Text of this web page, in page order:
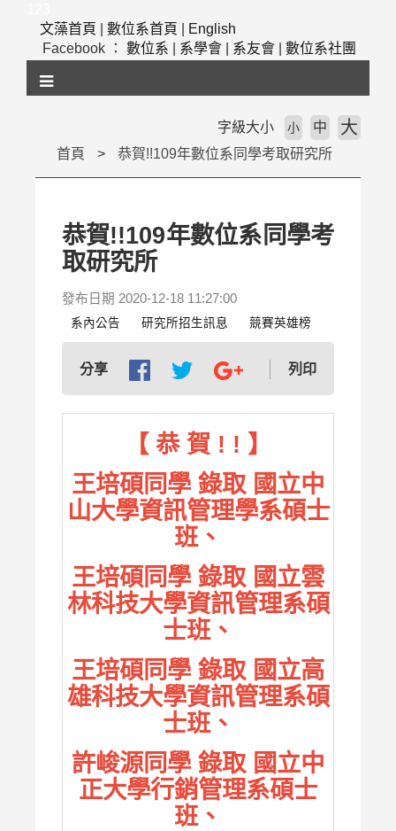
文藻首頁
數位系首頁
English
Facebook ： 數位系 系學會 系友會 數位系社團
首頁 恭賀!!109年數位系同學考取研究所
字級大小 小 中 大
恭賀!!109年數位系同學考
取研究所
發布日期 2020-12-18 11:27:00
系內公告 研究所招生訊息 競賽英雄榜
分享 列印
【 恭 賀 ! ! 】
王培碩同學 錄取 國立中
山大學資訊管理學系碩士
班、
王培碩同學 錄取 國立雲
林科技大學資訊管理系碩
士班、
王培碩同學 錄取 國立高
雄科技大學資訊管理系碩
士班、
許峻源同學 錄取 國立中
正大學行銷管理系碩士
班、